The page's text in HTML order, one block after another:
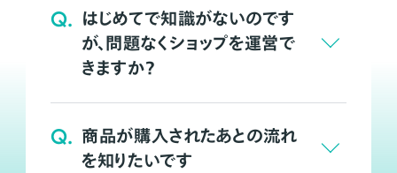
Q. はじめてで知識がないのです
が、問題なくショップを運営で
きますか？
Q. 商品が購入されたあとの流れ
を知りたいです